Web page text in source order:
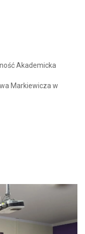
Akademicka
Markiewicza w